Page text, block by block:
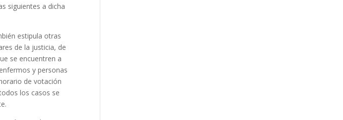
siguientes a dicha
estipula otras
de la justicia, de
se encuentren a
y personas
de votación
los casos se